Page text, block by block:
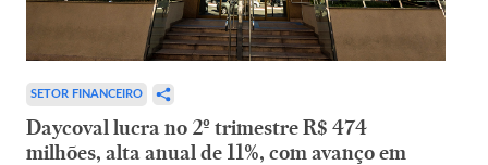
SETOR FINANCEIRO
Daycoval lucra no 2º trimestre R$ 474
milhões, alta anual de 11%, com avanço em